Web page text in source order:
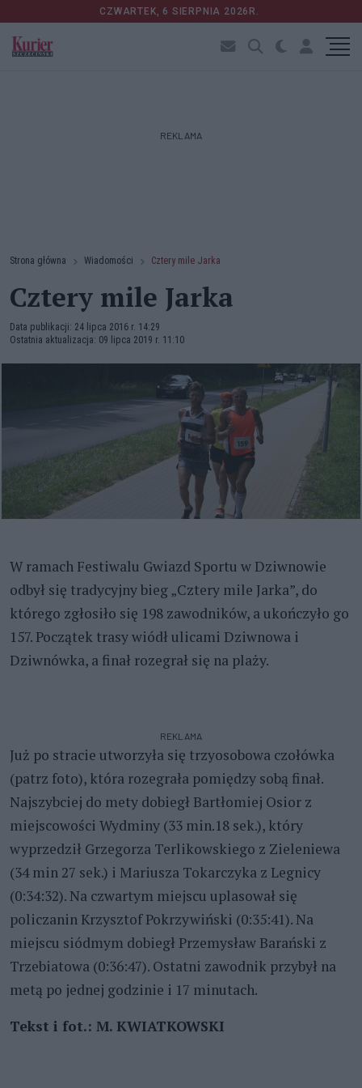
CZWARTEK, 6 SIERPNIA 2026R.
REKLAMA
Strona główna Wiadomości Cztery mile Jarka
Cztery mile Jarka
Data publikacji: 24 lipca 2016 r. 14:29
Ostatnia aktualizacja: 09 lipca 2019 r. 11:10
W ramach Festiwalu Gwiazd Sportu w Dziwnowie
odbył się tradycyjny bieg „Cztery mile Jarka”, do
którego zgłosiło się 198 zawodników, a ukończyło go
157. Początek trasy wiódł ulicami Dziwnowa i
Dziwnówka, a finał rozegrał się na plaży.
REKLAMA
Już po stracie utworzyła się trzyosobowa czołówka
(patrz foto), która rozegrała pomiędzy sobą finał.
Najszybciej do mety dobiegł Bartłomiej Osior z
miejscowości Wydminy (33 min.18 sek.), który
wyprzedził Grzegorza Terlikowskiego z Zieleniewa
(34 min 27 sek.) i Mariusza Tokarczyka z Legnicy
(0:34:32). Na czwartym miejscu uplasował się
policzanin Krzysztof Pokrzywiński (0:35:41). Na
miejscu siódmym dobiegł Przemysław Barański z
Trzebiatowa (0:36:47). Ostatni zawodnik przybył na
metą po jednej godzinie i 17 minutach.
Tekst i fot.: M. KWIATKOWSKI